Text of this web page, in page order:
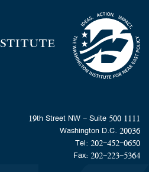
Homepage
1111 19th Street NW - Suite 500
Washington D.C. 20036
Tel: 202-452-0650
Fax: 202-223-5364